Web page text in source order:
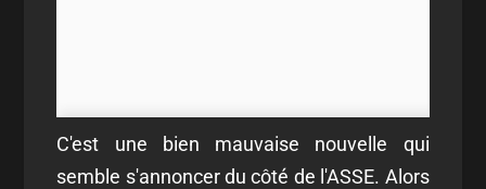
C'est une bien mauvaise nouvelle qui
semble s'annoncer du côté de l'ASSE. Alors